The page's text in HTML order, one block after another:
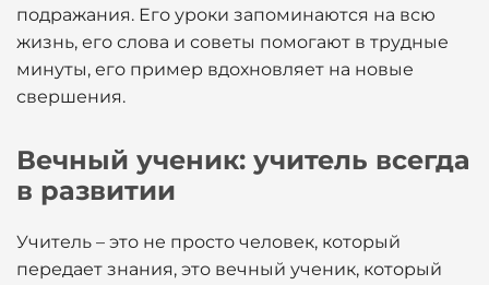
подражания. Его уроки запоминаются на всю
жизнь, его слова и советы помогают в трудные
минуты, его пример вдохновляет на новые
свершения.
Вечный ученик: учитель всегда
в развитии
Учитель – это не просто человек, который
передает знания, это вечный ученик, который